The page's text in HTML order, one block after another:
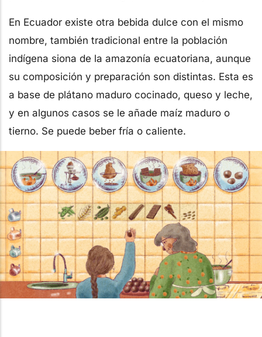
En Ecuador existe otra bebida dulce con el mismo
nombre, también tradicional entre la población
indígena siona de la amazonía ecuatoriana, aunque
su composición y preparación son distintas. Esta es
a base de plátano maduro cocinado, queso y leche,
y en algunos casos se le añade maíz maduro o
tierno. Se puede beber fría o caliente.